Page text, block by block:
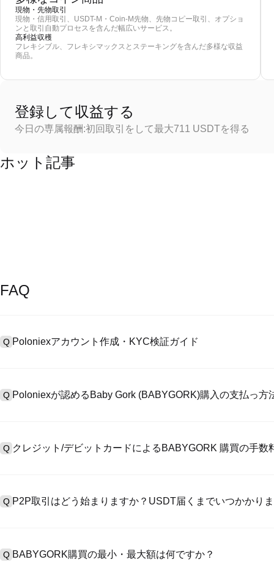
現物・先物取引
現物・信用取引、USDT-M・Coin-M先物、先物コピー取引、オプショ
ンと取引自動プロセスを含んだ幅広いサービス。
高利益収穫
フレキシブル、フレキシマックスとステーキングを含んだ多様な収益
商品。
登録して収益する
今日の専属報酬:初回取引をして最大711 USDTを得る
ホット記事
FAQ
Q Poloniexアカウント作成・KYC検証ガイド
>「安全性」へ有効ID証明をアップし、自撮りしてKYC検証を完成
Q Poloniexが認めるBaby Gork (BABYGORK)購入の支払っ方
入金）（プロセス1～3営業日かかる）;4）$100,000超えた大額売
Q クレジット/デビットカードによるBABYGORK 購買の手数
には基準現物取引手数料（0.05%まで低く）が必要です。
Q P2P取引はどう始まりますか？USDT届くまでいつかかり
第に、決済は通常15分～2時間かかります。
Q BABYGORK購買の最小・最大額は何ですか？